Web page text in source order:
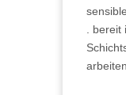
.
arbeiten